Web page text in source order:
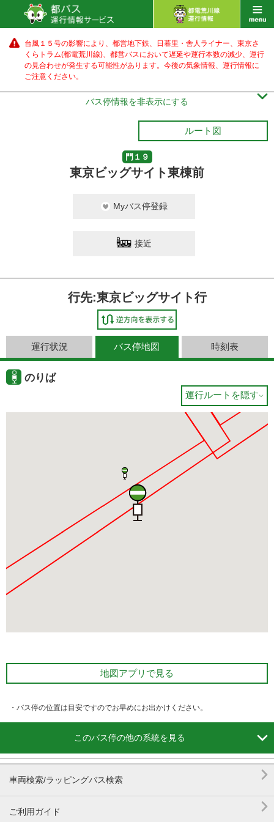
台風１５号の影響により、都営地下鉄、日暮里・舎人ライナー、東京さ
くらトラム(都電荒川線)、都営バスにおいて遅延や運行本数の減少、運行
の見合わせが発生する可能性があります。 今後の気象情報、運行情報に
ご注意ください。
バス停情報を非表示にする 
ルート図
門１９
東京ビッグサイト東棟前
Myバス停登録
接近
行先:東京ビッグサイト行
運行状況 バス停地図 時刻表
のりば
運行ルートを隠す
地図アプリで見る
・バス停の位置は目安ですのでお早めにお出かけください。
このバス停の他の系統を見る 
車両検索/ラッピングバス検索 
ご利用ガイド 